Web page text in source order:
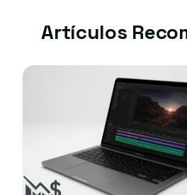
Artículos